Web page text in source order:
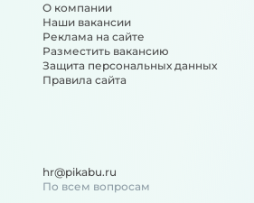
О компании
Наши вакансии
Реклама на сайте
Разместить вакансию
Защита персональных данных
Правила сайта
hr@pikabu.ru
По всем вопросам